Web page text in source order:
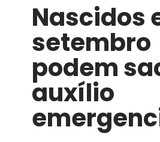
Nascidos
setembro
podem
auxílio